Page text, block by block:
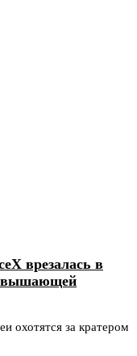
врезалась в
охотятся за кратером